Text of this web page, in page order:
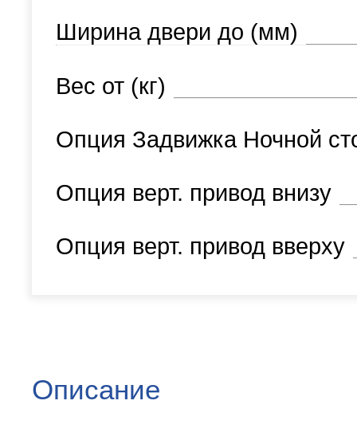
Ширина двери до (мм)
Вес от (кг)
Опция Задвижка Ночной
Опция верт. привод внизу
Опция верт. привод вверху
Описание